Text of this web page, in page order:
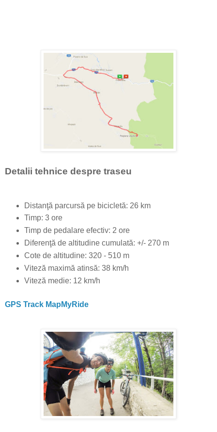
Detalii tehnice despre traseu
Distanţă parcursă pe bicicletă: 26 km
Timp: 3 ore
Timp de pedalare efectiv: 2 ore
Diferenţă de altitudine cumulată: +/- 270 m
Cote de altitudine: 320 - 510 m
Viteză maximă atinsă: 38 km/h
Viteză medie: 12 km/h
GPS Track MapMyRide